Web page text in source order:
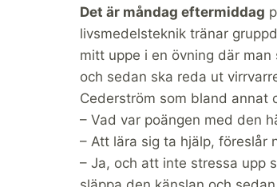
Det är måndag eftermiddag
livsmedelsteknik tränar
mitt uppe i en övning där
och sedan ska reda ut
Cederström som bland annat
– Vad var poängen med den
– Att lära sig ta hjälp, föreslår
– Ja, och att inte stressa upp